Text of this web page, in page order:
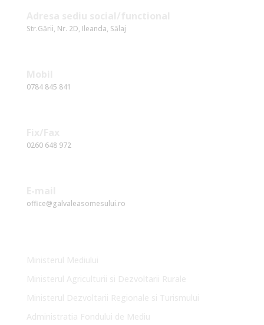
Str.Gării, Nr. 2D, Ileanda, Sălaj
0784 845 841
0260 648 972
office@galvaleasomesului.ro